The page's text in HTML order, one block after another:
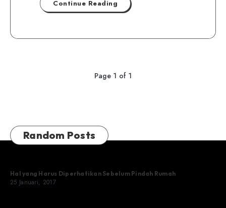
Continue Reading
Page 1 of 1
Random Posts
Hal yang Harus Diperhatikan Sebelum Pindah Rumah
25 Januari, 2017